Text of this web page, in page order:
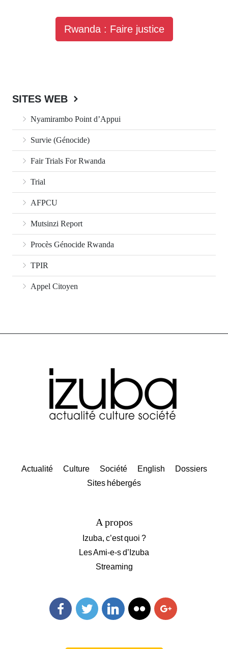
Rwanda : Faire justice
SITES WEB
Nyamirambo Point d’Appui
Survie (Génocide)
Fair Trials For Rwanda
Trial
AFPCU
Mutsinzi Report
Procès Génocide Rwanda
TPIR
Appel Citoyen
Actualité Culture Société English
Dossiers
Sites hébergés
A propos
Izuba, c’est quoi ?
Les Ami-e-s d’Izuba
Streaming